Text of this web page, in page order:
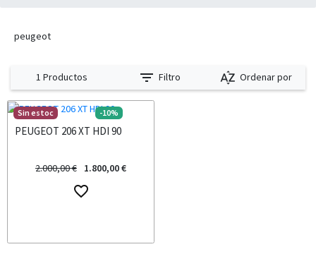
peugeot
1 Productos filter_list Filtro sort_by_alpha Ordenar por
PEUGEOT 206 XT HDI 90
Sin estoc -10%
2.000,00 € 1.800,00 €
favorite_border